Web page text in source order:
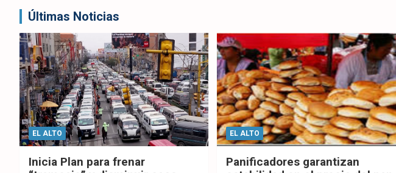
Últimas Noticias
EL ALTO
Inicia Plan para frenar
EL ALTO
Panificadores garantizan